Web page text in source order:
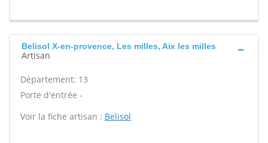
Belisol X-en-provence, Les milles, Aix les milles
Artisan
Département: 13
Porte d'entrée -
Voir la fiche artisan : Belisol